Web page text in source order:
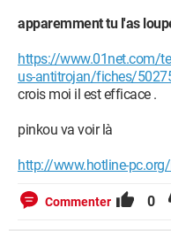
apparemment tu l'as
https://www.01net.com/
us-antitrojan/fiches/
crois moi il est efficace .
pinkou va voir là
http://www.hotline-
Commenter 0